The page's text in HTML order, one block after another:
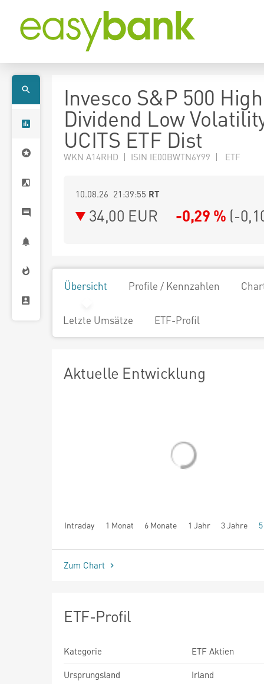
Invesco S&P 500 High
Dividend Low
UCITS ETF Dist
WKN A14RHD | ISIN IE00BWTN6Y99 | ETF
10.08.26 21:39:55 RT
34,00 EUR -0,29 % (-
Übersicht Profile / Kennzahlen
Letzte Umsätze ETF-Profil
Aktuelle Entwicklung
Intraday 1 Monat 6 Monate 1 Jahr 3 Jahre
seit Beginn
Zum Chart
ETF-Profil
Kategorie
ETF Aktien
Ursprungsland
Irland